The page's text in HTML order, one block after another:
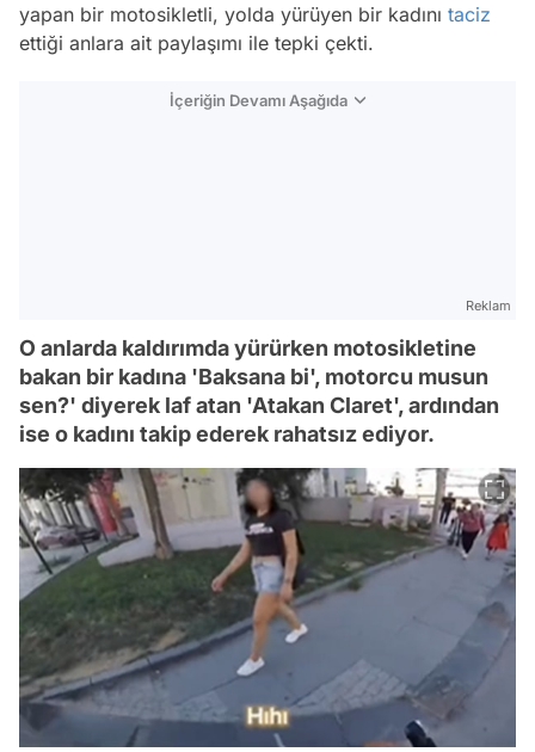
yapan bir motosikletli, yolda yürüyen bir kadını taciz
ettiği anlara ait paylaşımı ile tepki çekti.
İçeriğin Devamı Aşağıda
Reklam
O anlarda kaldırımda yürürken motosikletine
bakan bir kadına 'Baksana bi', motorcu musun
sen?' diyerek laf atan 'Atakan Claret', ardından
ise o kadını takip ederek rahatsız ediyor.